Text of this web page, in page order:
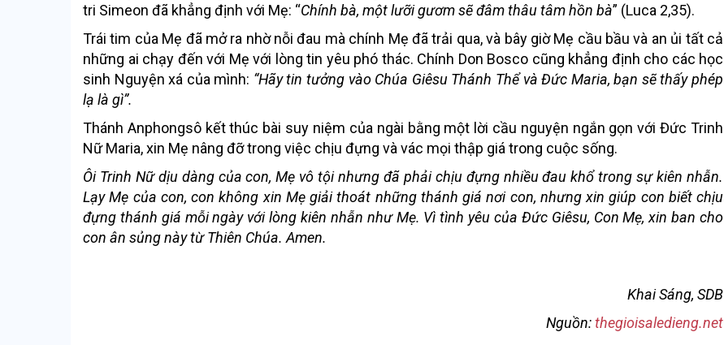
tri Simeon đã khẳng định với Mẹ: “Chính bà, một lưỡi gươm sẽ đâm thâu tâm hồn bà” (Luca 2,35).
Trái tim của Mẹ đã mở ra nhờ nỗi đau mà chính Mẹ đã trải qua, và bây giờ Mẹ cầu bầu và an ủi tất cả
những ai chạy đến với Mẹ với lòng tin yêu phó thác. Chính Don Bosco cũng khẳng định cho các học
sinh Nguyện xá của mình: “Hãy tin tưởng vào Chúa Giêsu Thánh Thể và Đức Maria, bạn sẽ thấy phép
lạ là gì”.
Thánh Anphongsô kết thúc bài suy niệm của ngài bằng một lời cầu nguyện ngắn gọn với Đức Trinh
Nữ Maria, xin Mẹ nâng đỡ trong việc chịu đựng và vác mọi thập giá trong cuộc sống.
Ôi Trinh Nữ dịu dàng của con, Mẹ vô tội nhưng đã phải chịu đựng nhiều đau khổ trong sự kiên nhẫn.
Lạy Mẹ của con, con không xin Mẹ giải thoát những thánh giá nơi con, nhưng xin giúp con biết chịu
đựng thánh giá mỗi ngày với lòng kiên nhẫn như Mẹ. Vì tình yêu của Đức Giêsu, Con Mẹ, xin ban cho
con ân sủng này từ Thiên Chúa. Amen.
Khai Sáng, SDB
Nguồn:thegioisaledieng.net